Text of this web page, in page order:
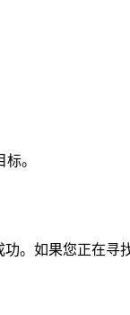
。
。如果您正在寻